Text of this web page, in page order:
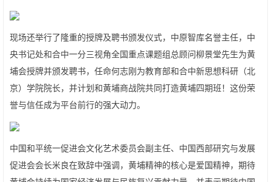
现场还举行了隆重的授牌及聘书颁发仪式，中原智库名誉主任，中
央书记处和合中一分三视角全国重点课题组总顾问柳景堂先生为黄
埔会授牌并颁发聘书，任命何志刚为教育部和合中新思想科研（北
京）学院院长，并计划和黄埔商战院共同打造黄埔四期班！这份荣
誉与信任成为平台前行的强大动力。
中国和平统一促进会文化艺术委员会副主任、中国西部研究与发展
促进会会长米良在致辞中强调，黄埔精神的核心是爱国精神，期待